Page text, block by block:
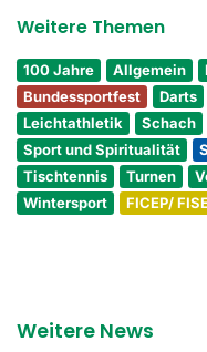
Weitere Themen
100 Jahre Allgemein
Bundessportfest
Darts
Leichtathletik
Schach
Sport und Spiritualität
Tischtennis
Turnen
Wintersport
FICEP/
Weitere News